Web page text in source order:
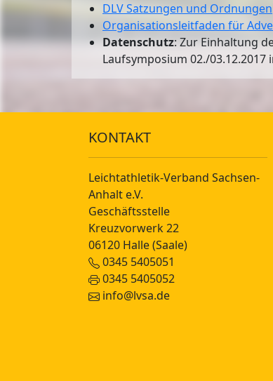
DLV Satzungen und Ordnungen
Organisationsleitfaden für
Datenschutz: Zur Einhaltung
Laufsymposium 02./03.12.2017
KONTAKT
Leichtathletik-Verband Sachsen-
Anhalt e.V.
Geschäftsstelle
Kreuzvorwerk 22
06120 Halle (Saale)
0345 5405051
0345 5405052
info@lvsa.de